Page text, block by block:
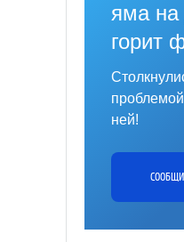
яма на
горит
ней!